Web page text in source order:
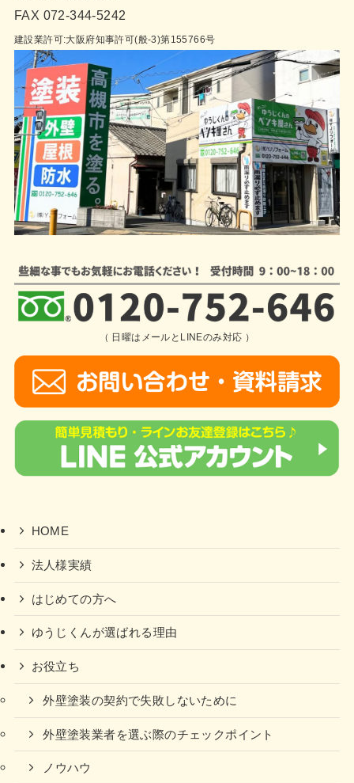
FAX 072-344-5242
建設業許可:大阪府知事許可(般-3)第155766号
（ 日曜はメールとLINEのみ対応 ）
HOME
法人様実績
はじめての方へ
ゆうじくんが選ばれる理由
お役立ち
外壁塗装の契約で失敗しないために
外壁塗装業者を選ぶ際のチェックポイント
ノウハウ